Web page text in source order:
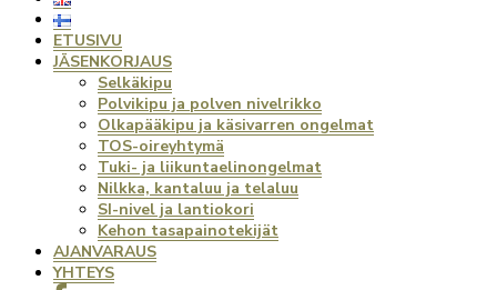
ETUSIVU
JÄSENKORJAUS
Selkäkipu
Polvikipu ja polven nivelrikko
Olkapääkipu ja käsivarren ongelmat
TOS-oireyhtymä
Tuki- ja liikuntaelinongelmat
Nilkka, kantaluu ja telaluu
SI-nivel ja lantiokori
Kehon tasapainotekijät
AJANVARAUS
YHTEYS